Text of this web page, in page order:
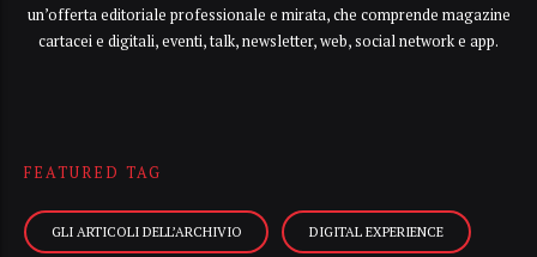
un’offerta editoriale professionale e mirata, che comprende magazine
cartacei e digitali, eventi, talk, newsletter, web, social network e app.
FEATURED TAG
GLI ARTICOLI DELL’ARCHIVIO DIGITAL EXPERIENCE